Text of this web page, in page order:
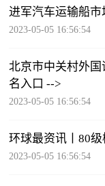
进军汽车运输船
2023-05-05 16:56:54
北京市中关村外
名入口 -->
2023-05-05 16:56:54
环球最资讯丨80
2023-05-05 16:56:54